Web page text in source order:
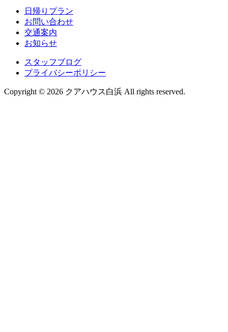
日帰りプラン
お問い合わせ
交通案内
お知らせ
スタッフブログ
プライバシーポリシー
Copyright © 2026 クアハウス白浜 All rights reserved.